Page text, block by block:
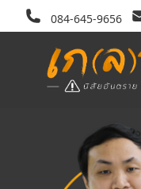
084-645-9656